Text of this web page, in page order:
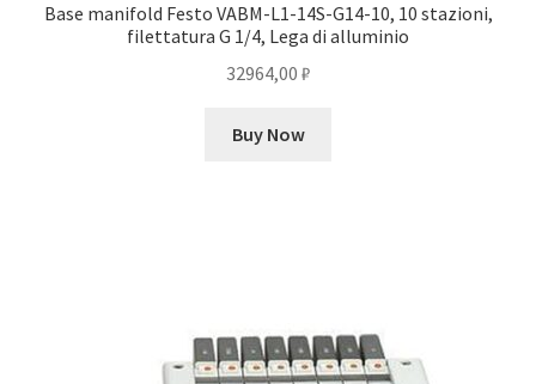
Base manifold Festo VABM-L1-14S-G14-10, 10 stazioni,
filettatura G 1/4, Lega di alluminio
32964,00 ₽
Buy Now